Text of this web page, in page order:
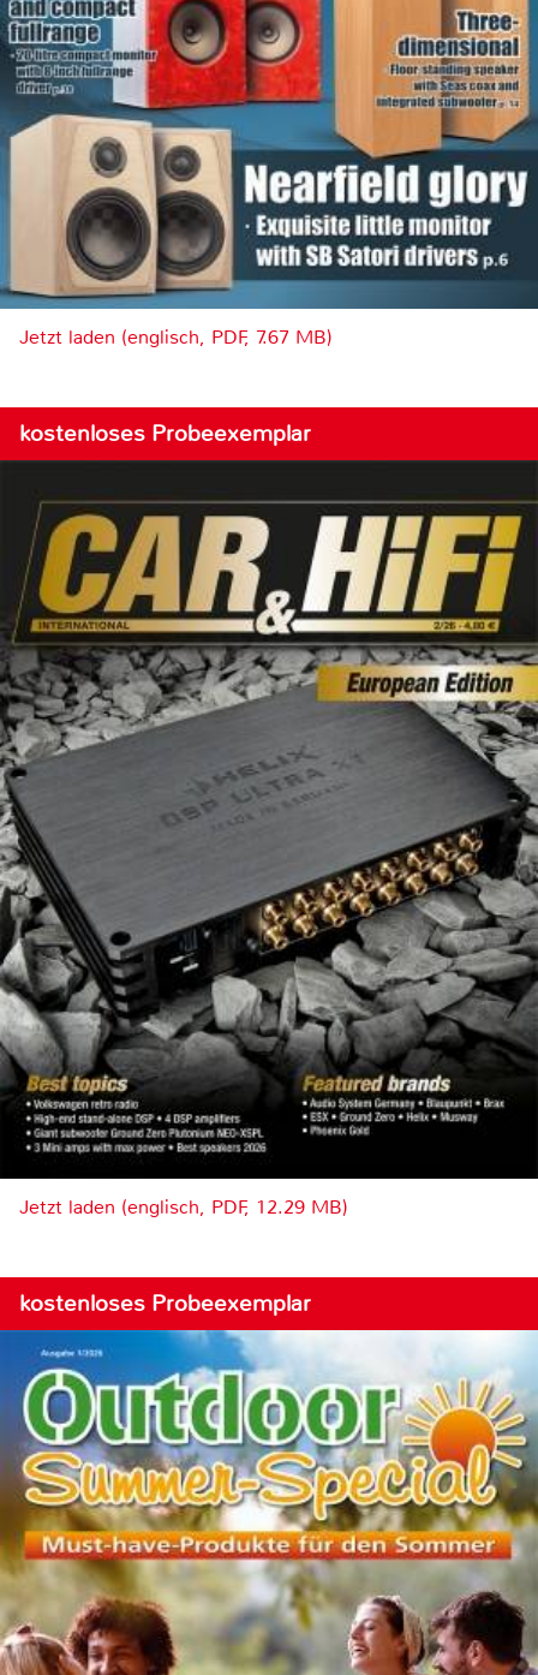
Jetzt laden (englisch, PDF, 7.67 MB)
kostenloses Probeexemplar
Jetzt laden (englisch, PDF, 12.29 MB)
kostenloses Probeexemplar